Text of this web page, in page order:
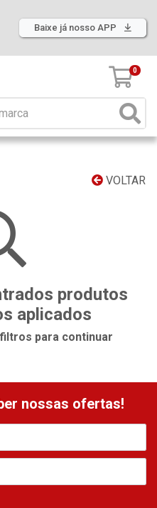
Baixe já nosso APP
0
VOLTAR
produtos
aplicados
para continuar
nossas ofertas!